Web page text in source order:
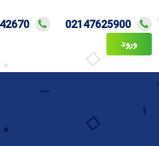
02147625900
09212242670
ورود